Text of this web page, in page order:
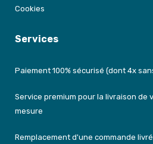
Cookies
Services
Paiement 100% sécurisé (dont 4x
Service premium pour la livraison de
mesure
Remplacement d'une commande